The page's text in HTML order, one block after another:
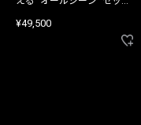
¥49,500